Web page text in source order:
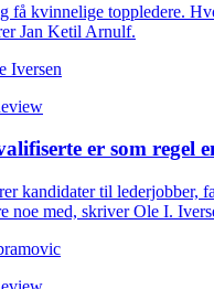
få kvinnelige toppledere.
Jan Ketil Arnulf.
er som regel
kandidater til lederjobber,
noe med, skriver Ole I.